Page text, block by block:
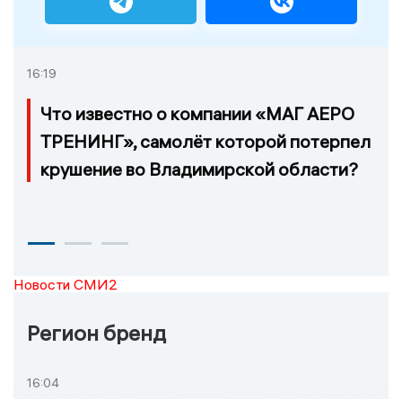
16:19
Что известно о компании «МАГ АЕРО
ТРЕНИНГ», самолёт которой потерпел
крушение во Владимирской области?
Новости СМИ2
Регион бренд
16:04